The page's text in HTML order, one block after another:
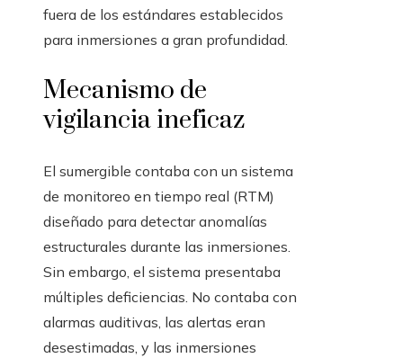
fuera de los estándares establecidos
para inmersiones a gran profundidad.
Mecanismo de
vigilancia ineficaz
El sumergible contaba con un sistema
de monitoreo en tiempo real (RTM)
diseñado para detectar anomalías
estructurales durante las inmersiones.
Sin embargo, el sistema presentaba
múltiples deficiencias. No contaba con
alarmas auditivas, las alertas eran
desestimadas, y las inmersiones